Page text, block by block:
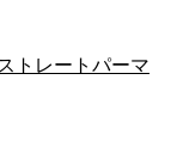
トレートパーマ